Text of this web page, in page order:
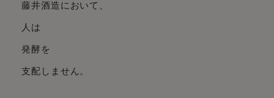
藤井酒造において、
人は
発酵を
支配しません。